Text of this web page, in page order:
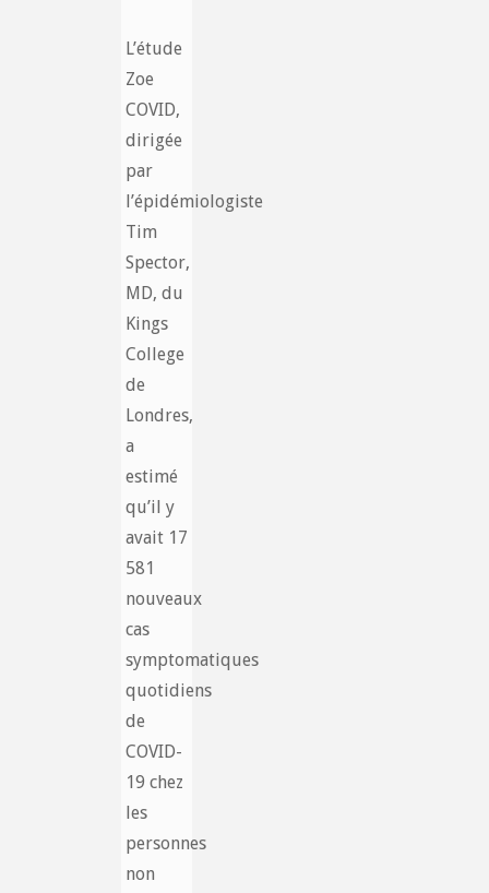
L’étude
Zoe
COVID,
dirigée
par
l’épidémiologiste
Tim
Spector,
MD, du
Kings
College
de
Londres,
a
estimé
qu’il y
avait 17
581
nouveaux
cas
symptomatiques
quotidiens
de
COVID-
19 chez
les
personnes
non